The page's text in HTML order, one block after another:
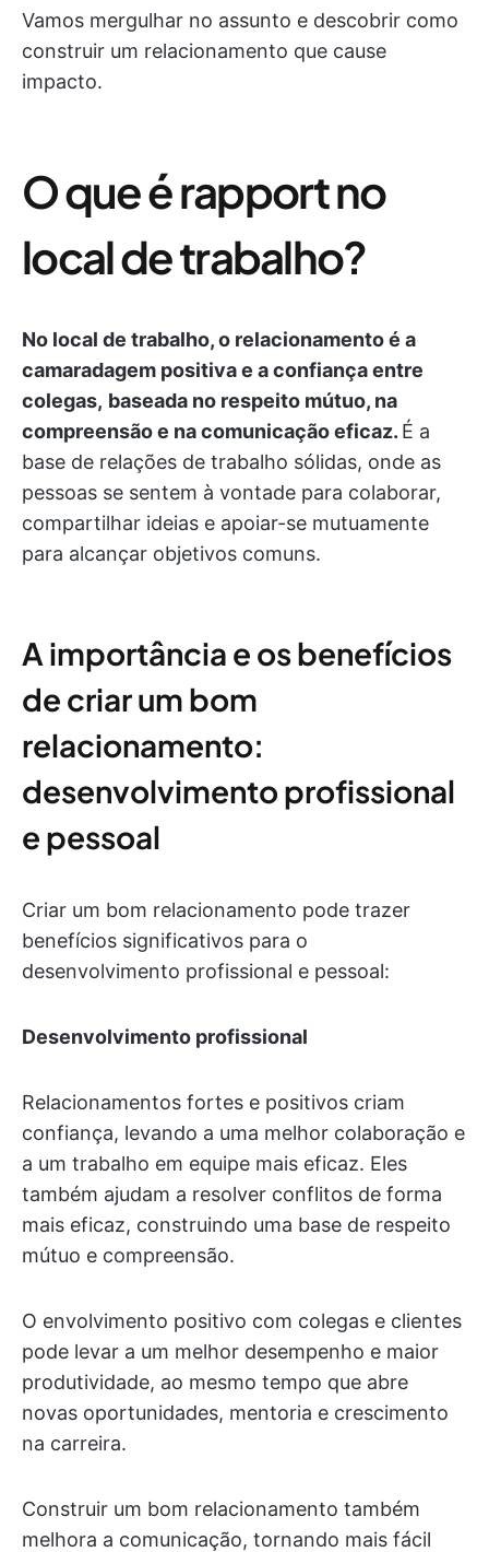
Vamos mergulhar no assunto e descobrir como
construir um relacionamento que cause
impacto.
O que é rapport no
local de trabalho?
No local de trabalho, o relacionamento é a
camaradagem positiva e a confiança entre
colegas, baseada no respeito mútuo, na
compreensão e na comunicação eficaz. É a
base de relações de trabalho sólidas, onde as
pessoas se sentem à vontade para colaborar,
compartilhar ideias e apoiar-se mutuamente
para alcançar objetivos comuns.
A importância e os benefícios
de criar um bom
relacionamento:
desenvolvimento profissional
e pessoal
Criar um bom relacionamento pode trazer
benefícios significativos para o
desenvolvimento profissional e pessoal:
Desenvolvimento profissional
Relacionamentos fortes e positivos criam
confiança, levando a uma melhor colaboração e
a um trabalho em equipe mais eficaz. Eles
também ajudam a resolver conflitos de forma
mais eficaz, construindo uma base de respeito
mútuo e compreensão.
O envolvimento positivo com colegas e clientes
pode levar a um melhor desempenho e maior
produtividade, ao mesmo tempo que abre
novas oportunidades, mentoria e crescimento
na carreira.
Construir um bom relacionamento também
melhora a comunicação, tornando mais fácil